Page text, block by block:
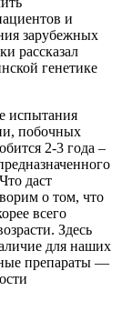
и
зарубежных
рассказал
генетике
испытания
побочных
2-3 года –
даст
о том, что
всего
Здесь
для наших
препараты —